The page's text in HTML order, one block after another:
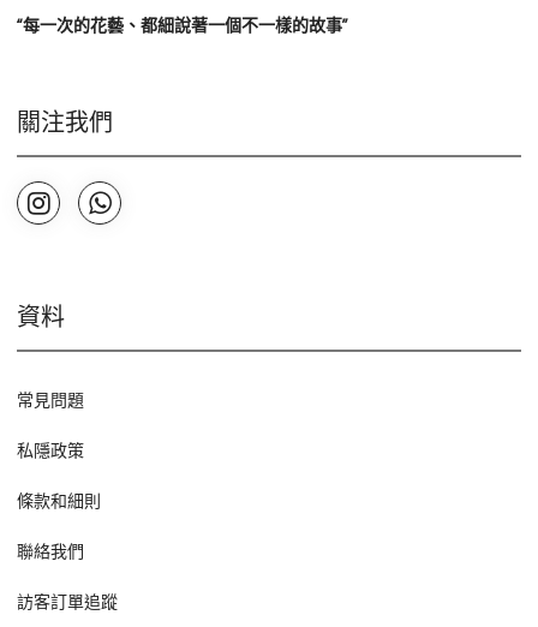
“每一次的花藝、都細說著一個不一樣的故事”
關注我們
資料
常見問題
私隱政策
條款和細則
聯絡我們
訪客訂單追蹤